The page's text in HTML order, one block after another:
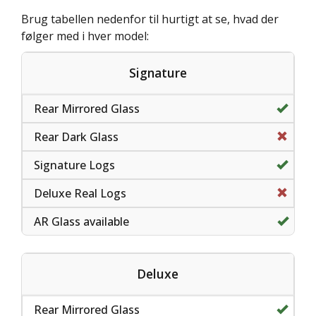
Brug tabellen nedenfor til hurtigt at se, hvad der
følger med i hver model:
Signature
Deluxe